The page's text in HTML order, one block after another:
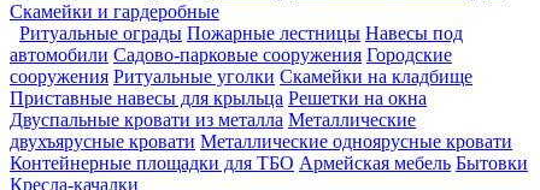
Скамейки и гардеробные
Ритуальные ограды Пожарные лестницы Навесы под
автомобили Садово-парковые сооружения Городские
сооружения Ритуальные уголки Скамейки на кладбище
Приставные навесы для крыльца Решетки на окна
Двуспальные кровати из металла Металлические
двухъярусные кровати Металлические одноярусные кровати
Контейнерные площадки для ТБО Армейская мебель Бытовки
Кресла-качалки